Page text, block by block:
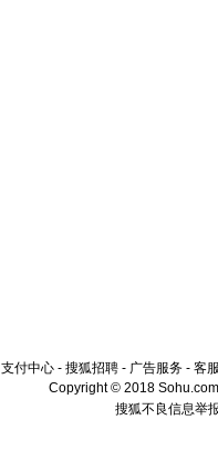
支付中心 - 搜狐招聘 - 广告服务 - 客
Copyright © 2018
搜狐不良信息举